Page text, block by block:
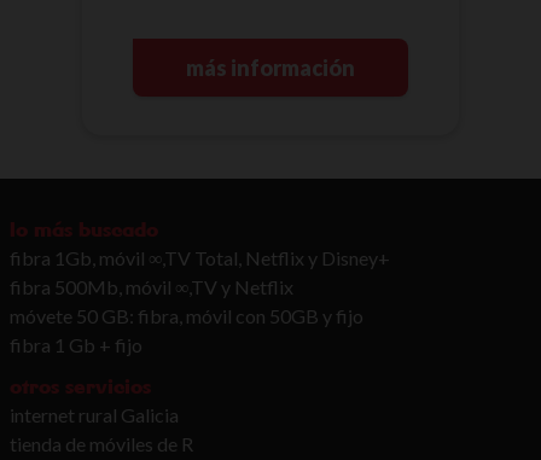
más información
lo más buscado
fibra 1Gb, móvil ∞,TV Total, Netflix y Disney+
fibra 500Mb, móvil ∞,TV y Netflix
móvete 50 GB: fibra, móvil con 50GB y fijo
fibra 1 Gb + fijo
otros servicios
internet rural Galicia
tienda de móviles de R